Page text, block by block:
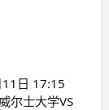
11日 17:15
尔士大学VS